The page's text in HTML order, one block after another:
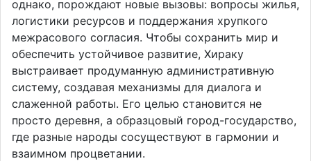
однако, порождают новые вызовы: вопросы жилья,
логистики ресурсов и поддержания хрупкого
межрасового согласия. Чтобы сохранить мир и
обеспечить устойчивое развитие, Хираку
выстраивает продуманную административную
систему, создавая механизмы для диалога и
слаженной работы. Его целью становится не
просто деревня, а образцовый город-государство,
где разные народы сосуществуют в гармонии и
взаимном процветании.